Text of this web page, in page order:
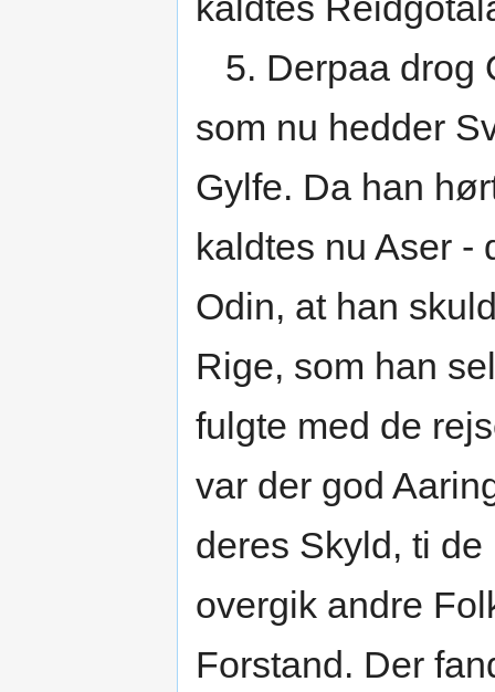
5. Derpaa drog
som nu hedder
Gylfe. Da han
kaldtes nu Aser -
Odin, at han
Rige, som han
fulgte med de
var der god
deres Skyld, ti
overgik andre
Forstand. Der